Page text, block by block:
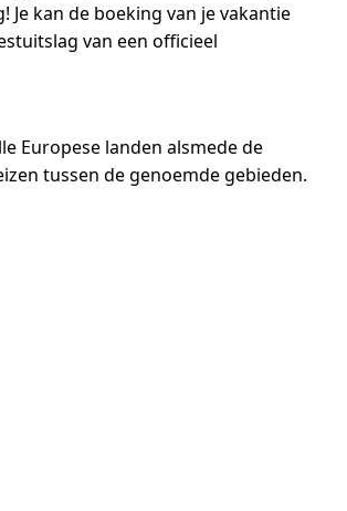
kan de boeking van je vakantie
van een officieel
Europese landen alsmede de
tussen de genoemde gebieden.